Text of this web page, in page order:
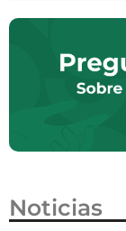
Noticias